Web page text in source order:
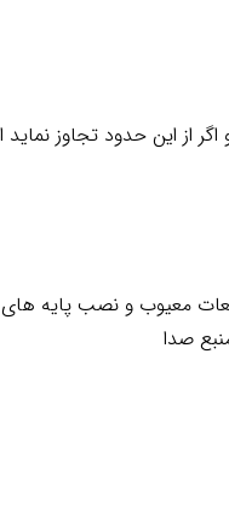
برای 8 ساعت کار 85 دسی بل می باشد و اگر از
معیوب و نصب پایه
صدا